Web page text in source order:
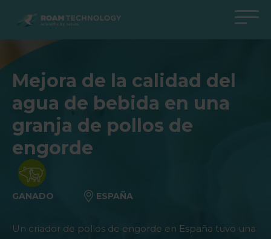
ROAM
TECHNOLOGY
Agro Solutions
Industrias
Productos
Todos los casos
Livestock Solutions
Industria
Productos
Todos los casos
Industrial Applications
Aplicaciones
Centro de Conocimiento
Todos los casos
Medical Support
Centro de conocimiento
Productos Medical Support
Todos los casos
Mejora de la calidad del
agua de bebida en una
granja de pollos de
engorde
GANADO ESPAÑA
Un criador de pollos de engorde en España tuvo una